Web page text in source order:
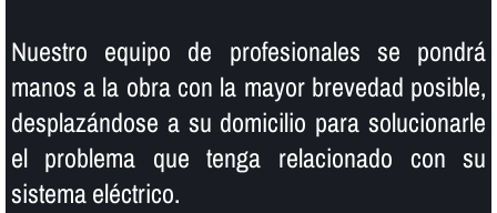
Nuestro equipo de profesionales se pondrá
manos a la obra con la mayor brevedad posible,
desplazándose a su domicilio para solucionarle
el problema que tenga relacionado con su
sistema eléctrico.